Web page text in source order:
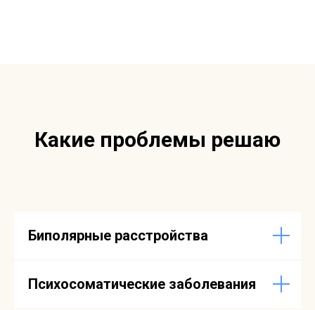
Какие проблемы решаю
Биполярные расстройства
Психосоматические заболевания